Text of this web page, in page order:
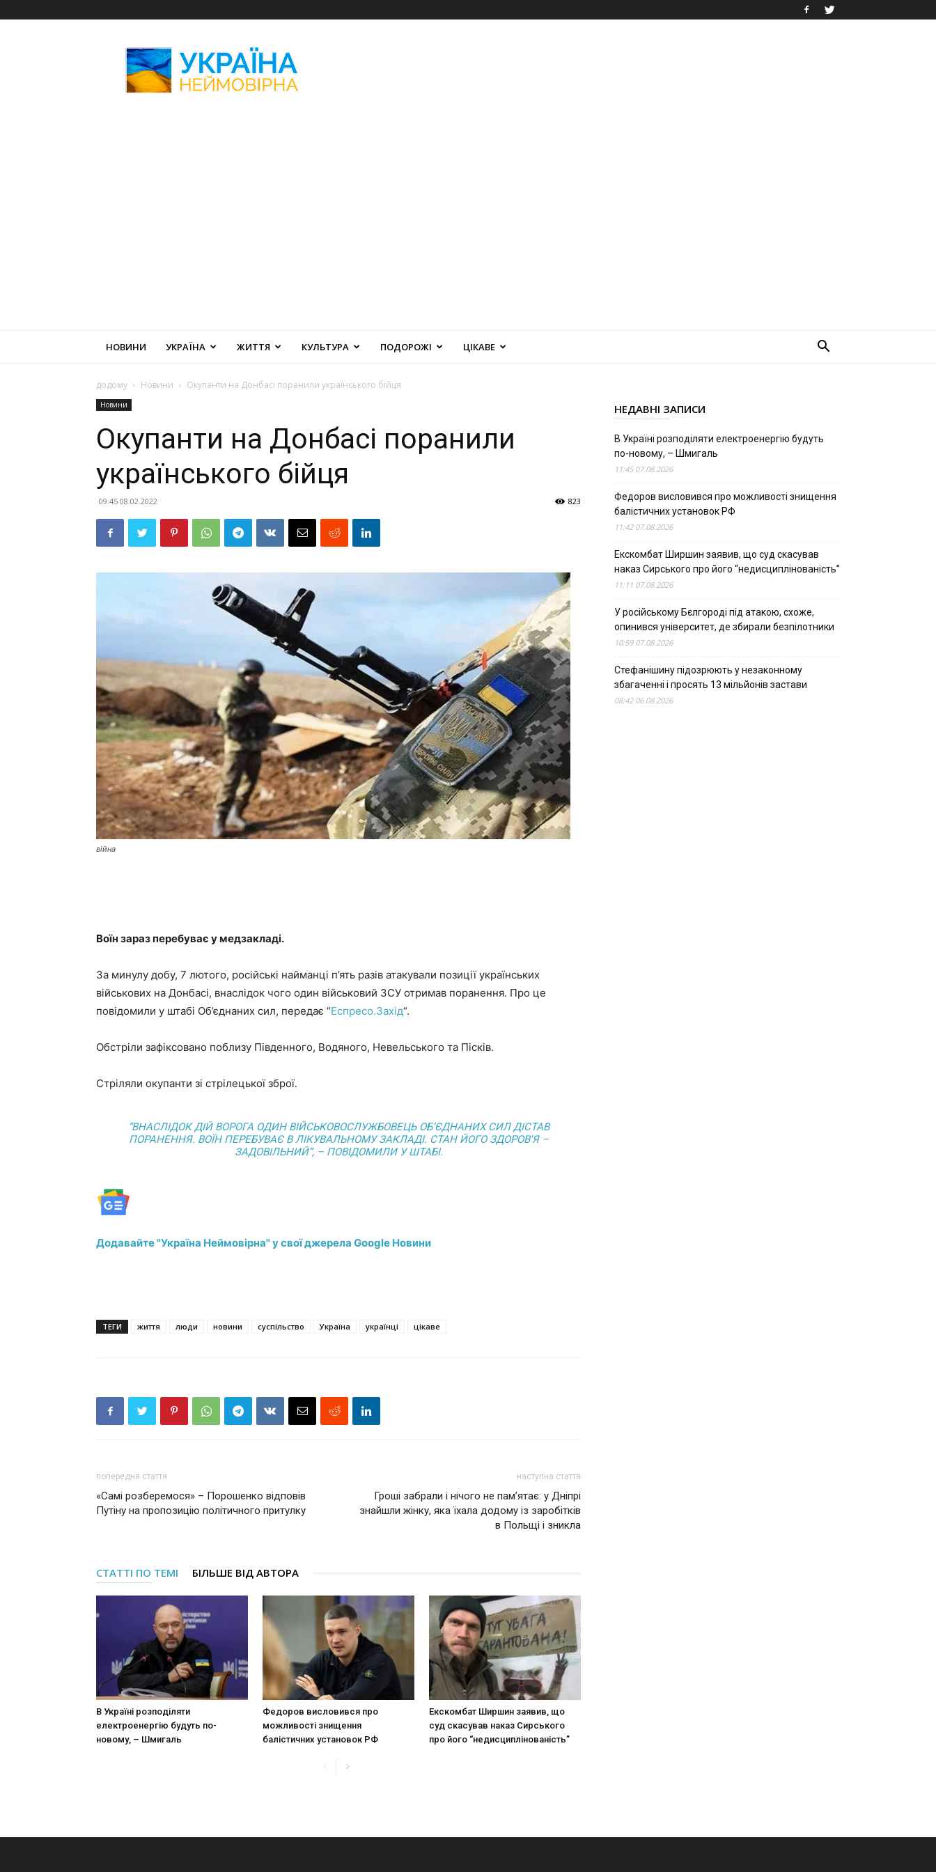
Неймовірна
НОВИНИ УКРАЇНА ЖИТТЯ КУЛЬТУРА ПОДОРОЖІ ЦІКАВЕ
додому Новини Окупанти на Донбасі поранили українського бійця
Новини
Окупанти на Донбасі поранили
українського бійця
09:45 08.02.2022 823
війна
Воїн зараз перебуває у медзакладі.
За минулу добу, 7 лютого, російські найманці п’ять разів атакували позиції українських
військових на Донбасі, внаслідок чого один військовий ЗСУ отримав поранення. Про це
повідомили у штабі Об’єднаних сил, передає “Еспресо.Захід“.
Обстріли зафіксовано поблизу Південного, Водяного, Невельського та Пісків.
Стріляли окупанти зі стрілецької зброї.
“ВНАСЛІДОК ДІЙ ВОРОГА ОДИН ВІЙСЬКОВОСЛУЖБОВЕЦЬ ОБ’ЄДНАНИХ СИЛ ДІСТАВ
ПОРАНЕННЯ. ВОЇН ПЕРЕБУВАЄ В ЛІКУВАЛЬНОМУ ЗАКЛАДІ. СТАН ЙОГО ЗДОРОВ’Я –
ЗАДОВІЛЬНИЙ”, – ПОВІДОМИЛИ У ШТАБІ.
Додавайте "Україна Неймовірна" у свої джерела Google Новини
ТЕГИ життя люди новини суспільство Україна українці цікаве
попередня стаття
«Самі розберемося» – Порошенко відповів
Путіну на пропозицію політичного притулку
наступна стаття
Гроші забрали і нічого не пам’ятає: у Дніпрі
знайшли жінку, яка їхала додому із заробітків
в Польщі і зникла
СТАТТІ ПО ТЕМІ БІЛЬШЕ ВІД АВТОРА
В Україні розподіляти
електроенергію будуть по-
новому, – Шмигаль
Федоров висловився про
можливості знищення
балістичних установок РФ
Екскомбат Ширшин заявив, що
суд скасував наказ Сирського
про його “недисциплінованість”
НЕДАВНІ ЗАПИСИ
В Україні розподіляти електроенергію будуть
по-новому, – Шмигаль
11:45 07.08.2026
Федоров висловився про можливості знищення
балістичних установок РФ
11:42 07.08.2026
Екскомбат Ширшин заявив, що суд скасував
наказ Сирського про його “недисциплінованість”
11:11 07.08.2026
У російському Бєлгороді під атакою, схоже,
опинився університет, де збирали безпілотники
10:59 07.08.2026
Стефанішину підозрюють у незаконному
збагаченні і просять 13 мільйонів застави
08:42 06.08.2026